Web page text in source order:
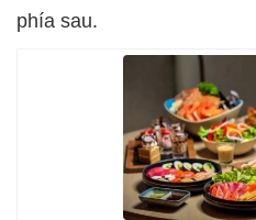
phía sau.